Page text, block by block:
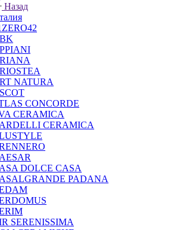
Назад
NATURA
CONCORDE
CERAMICA
CERAMICA
DOLCE CASA
PADANA
SERENISSIMA